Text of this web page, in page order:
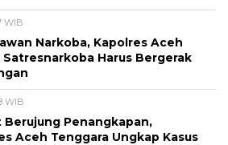
WIB
Narkoba, Kapolres Aceh
Satresnarkoba Harus Bergerak
WIB
Berujung Penangkapan,
Aceh Tenggara Ungkap Kasus